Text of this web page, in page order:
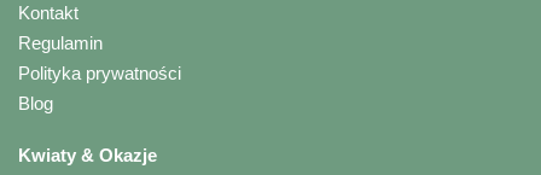
Kontakt
Regulamin
Polityka prywatności
Blog
Kwiaty & Okazje